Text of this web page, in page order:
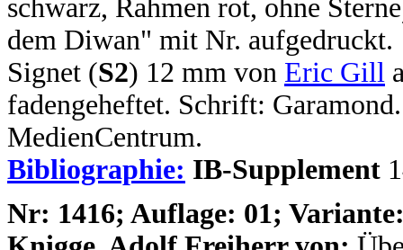
schwarz, Rahmen rot, ohne
dem Diwan" mit Nr. aufgedruckt.
Signet (S2) 12 mm von Eric Gill
fadengeheftet. Schrift:
MedienCentrum.
Bibliographie: IB-Supplement
Nr: 1416; Auflage: 01;